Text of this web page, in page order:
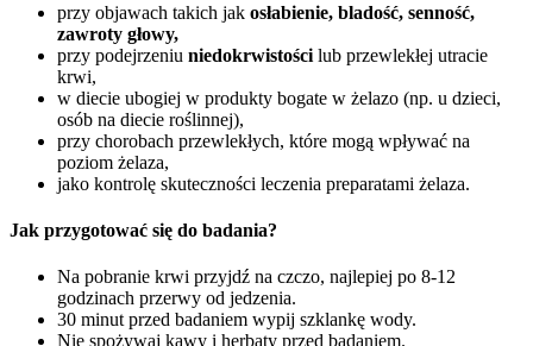
przy objawach takich jak osłabienie, bladość, senność,
zawroty głowy,
przy podejrzeniu niedokrwistości lub przewlekłej utracie
krwi,
w diecie ubogiej w produkty bogate w żelazo (np. u dzieci,
osób na diecie roślinnej),
przy chorobach przewlekłych, które mogą wpływać na
poziom żelaza,
jako kontrolę skuteczności leczenia preparatami żelaza.
Jak przygotować się do badania?
Na pobranie krwi przyjdź na czczo, najlepiej po 8-12
godzinach przerwy od jedzenia.
30 minut przed badaniem wypij szklankę wody.
Nie spożywaj kawy i herbaty przed badaniem.